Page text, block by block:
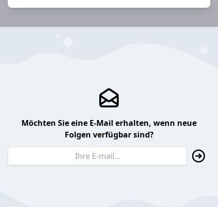
Möchten Sie eine E-Mail erhalten, wenn neue
Folgen verfügbar sind?